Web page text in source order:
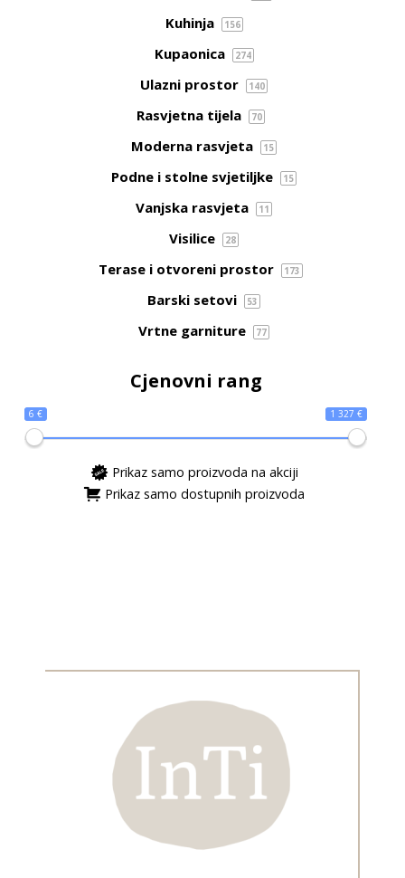
Kuhinja 156
Kupaonica 274
Ulazni prostor 140
Rasvjetna tijela 70
Moderna rasvjeta 15
Podne i stolne svjetiljke 15
Vanjska rasvjeta 11
Visilice 28
Terase i otvoreni prostor 173
Barski setovi 53
Vrtne garniture 77
Cjenovni rang
6 € 1 327 €
Prikaz samo proizvoda na akciji
Prikaz samo dostupnih proizvoda